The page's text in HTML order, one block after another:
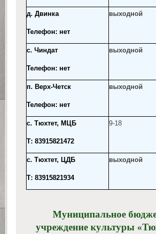
д. Двинка
Телефон: нет
выходной
с. Чиндат
Телефон: нет
выходной
п. Верх-Четск
Телефон: нет
выходной
с. Тюхтет, МЦБ
Т: 83915821472
9-18
с. Тюхтет, ЦДБ
Т: 83915821934
выходной
Муниципальное
учреждение культуры